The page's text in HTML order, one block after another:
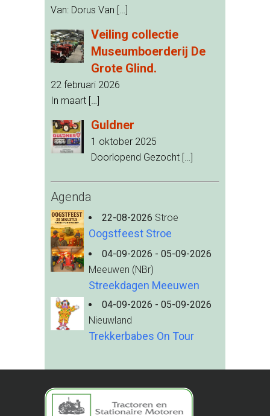
Van: Dorus Van […]
Veiling collectie
Museumboerderij De
Grote Glind.
22 februari 2026
In maart […]
Guldner
1 oktober 2025
Doorlopend Gezocht […]
Agenda
22-08-2026 Stroe
Oogstfeest Stroe
04-09-2026 - 05-09-2026
Meeuwen (NBr)
Streekdagen Meeuwen
04-09-2026 - 05-09-2026
Nieuwland
Trekkerbabes On Tour